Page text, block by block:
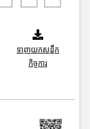
ទាញយកសន្លឹក
កិច្ចការ